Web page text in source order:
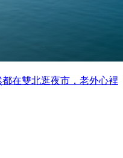
在雙北逛夜市，老外心裡